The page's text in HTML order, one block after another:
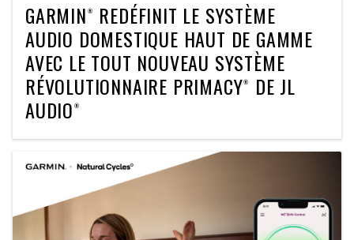
GARMIN® REDÉFINIT LE SYSTÈME
AUDIO DOMESTIQUE HAUT DE GAMME
AVEC LE TOUT NOUVEAU SYSTÈME
RÉVOLUTIONNAIRE PRIMACY® DE JL
AUDIO®